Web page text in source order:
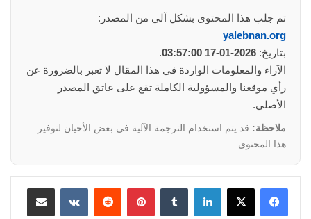
تم جلب هذا المحتوى بشكل آلي من المصدر:
yalebnan.org
بتاريخ: 2026-01-17 03:57:00
.
الآراء والمعلومات الواردة في هذا المقال لا تعبر بالضرورة عن
رأي موقعنا والمسؤولية الكاملة تقع على عاتق المصدر
الأصلي.
ملاحظة: قد يتم استخدام الترجمة الآلية في بعض الأحيان لتوفير
هذا المحتوى.
لينكدإن بينتيريست